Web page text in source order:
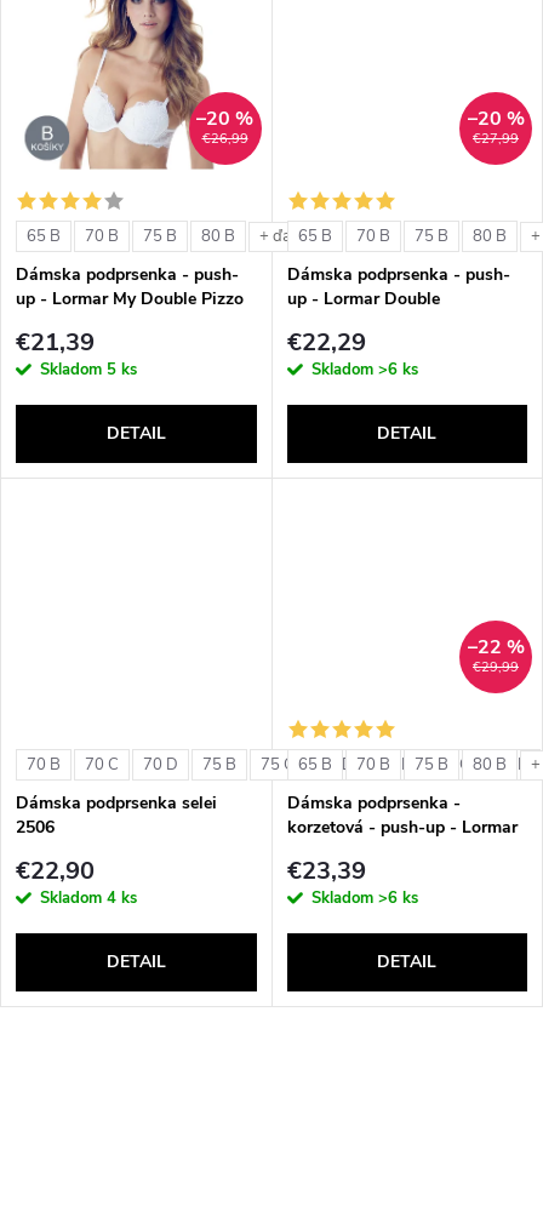
t
o
v
t
o
v
€26,99
–20 %
65 B 70 B 75 B 80 B + ďalšie
Dámska podprsenka - push-
up - Lormar My Double Pizzo
€21,39
Skladom 5 ks
DETAIL
€27,99
–20 %
65 B 70 B 75 B 80 B
Dámska podprsenka - push-
up - Lormar Double
€22,29
Skladom >6 ks
DETAIL
70 B 70 C 70 D 75 B 75 C 75 D 80 B 80 C 80 D
Dámska podprsenka selei
2506
€22,90
Skladom 4 ks
DETAIL
€29,99
–22 %
65 B 70 B 75 B 80 B
Dámska podprsenka -
korzetová - push-up - Lormar
€23,39
Skladom >6 ks
DETAIL